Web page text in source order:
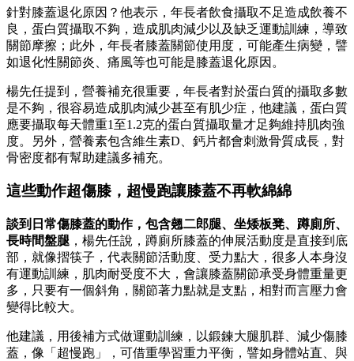
針對膝蓋退化原因？他表示，年長者飲食攝取不足造成飲養不
良，蛋白質攝取不夠，造成肌肉減少以及缺乏運動訓練，導致
關節摩擦；此外，年長者膝蓋關節使用度，可能產生病變，譬
如退化性關節炎、痛風等也可能是膝蓋退化原因。
楊先任提到，營養補充很重要，年長者對於蛋白質的攝取多數
是不夠，很容易造成肌肉減少甚至有肌少症，他建議，蛋白質
應要攝取每天體重1至1.2克的蛋白質攝取量才足夠維持肌肉強
度。另外，營養素包含維生素D、鈣片都會刺激骨質成長，對
骨密度都有幫助建議多補充。
這些動作超傷膝，超慢跑讓膝蓋不再軟綿綿
談到日常傷膝蓋的動作，包含翹二郎腿、坐矮板凳、蹲廁所、
長時間盤腿 ，楊先任說，蹲廁所膝蓋的伸展活動度是直接到底
部，就像摺筷子，代表關節活動度、受力點大，很多人本身沒
有運動訓練，肌肉耐受度不大，會讓膝蓋關節承受身體重量更
多，只要有一個斜角，關節著力點就是支點，相對而言壓力會
變得比較大。
他建議，用後補方式做運動訓練，以鍛鍊大腿肌群、減少傷膝
蓋，像「超慢跑」，可借重學習重力平衡，譬如身體站直、與